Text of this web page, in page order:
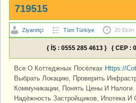
719515
Ziyaretçi Tüm Türkiye 20 Ekim
{ İŞ : 0555 285 4613 } { CEP :
Все О Коттеджных Посёлках Https://
Выбрать Локацию, Проверить
Коммуникации, Понять Цены И
Надёжность Застройщиков, Ипотека